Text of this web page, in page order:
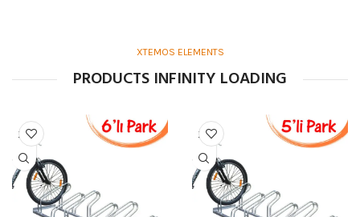
XTEMOS ELEMENTS
PRODUCTS INFINITY LOADING